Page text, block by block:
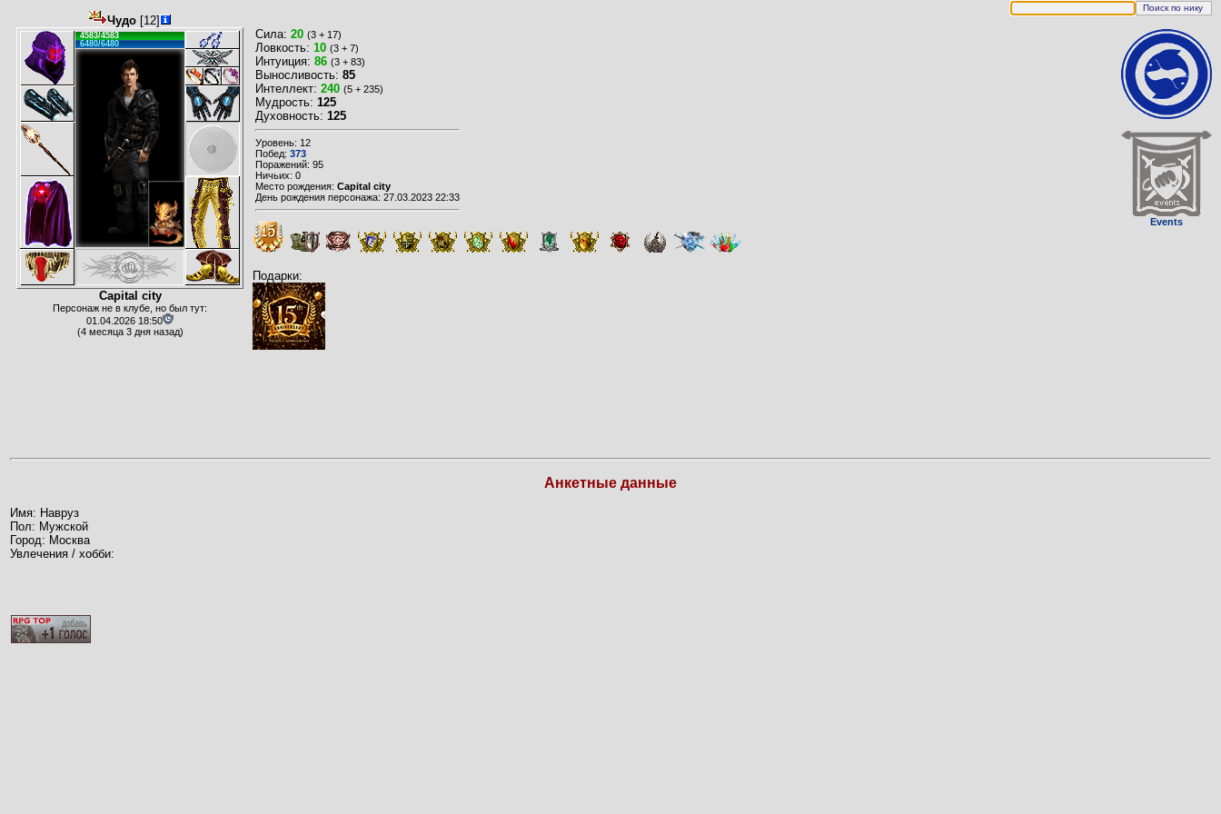
Events
Чудо [12]
4583/4583
6480/6480
Capital city
Персонаж не в клубе, но был тут:
01.04.2026 18:50
(4 месяца 3 дня назад)
Сила: 20 (3 + 17)
Ловкость: 10 (3 + 7)
Интуиция: 86 (3 + 83)
Выносливость: 85
Интеллект: 240 (5 + 235)
Мудрость: 125
Духовность: 125
Уровень: 12
Побед: 373
Поражений: 95
Ничьих: 0
Место рождения: Capital city
День рождения персонажа: 27.03.2023 22:33
Подарки:
Анкетные данные
Имя: Навруз
Пол: Мужской
Город: Москва
Увлечения / хобби: